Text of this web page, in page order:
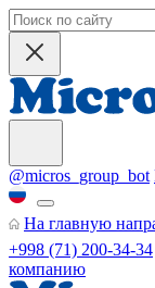
@micros_group_bot
На главную
+998 (71) 200-34-34
компанию